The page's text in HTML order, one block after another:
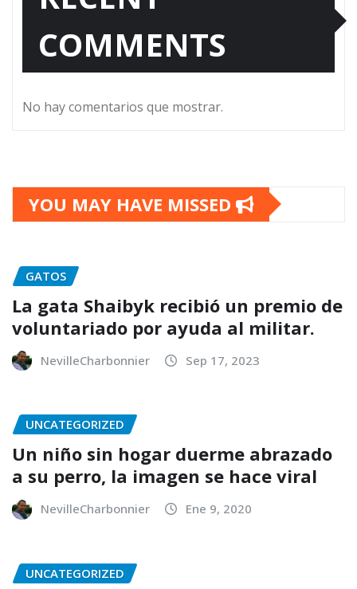
COMMENTS
No hay comentarios que mostrar.
YOU MAY HAVE MISSED
GATOS
La gata Shaibyk recibió un premio de
voluntariado por ayuda al militar.
NevilleCharbonnier Sep 17, 2023
UNCATEGORIZED
Un niño sin hogar duerme abrazado
a su perro, la imagen se hace viral
NevilleCharbonnier Ene 9, 2020
UNCATEGORIZED